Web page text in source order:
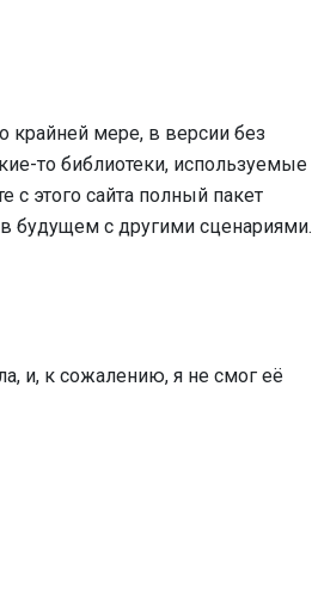
крайней мере, в версии без
то библиотеки, используемые
с этого сайта полный пакет
будущем с другими сценариями.
и, к сожалению, я не смог её